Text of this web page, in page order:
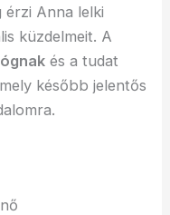
érzi Anna lelki
küzdelmeit. A
és a tudat
később jelentős